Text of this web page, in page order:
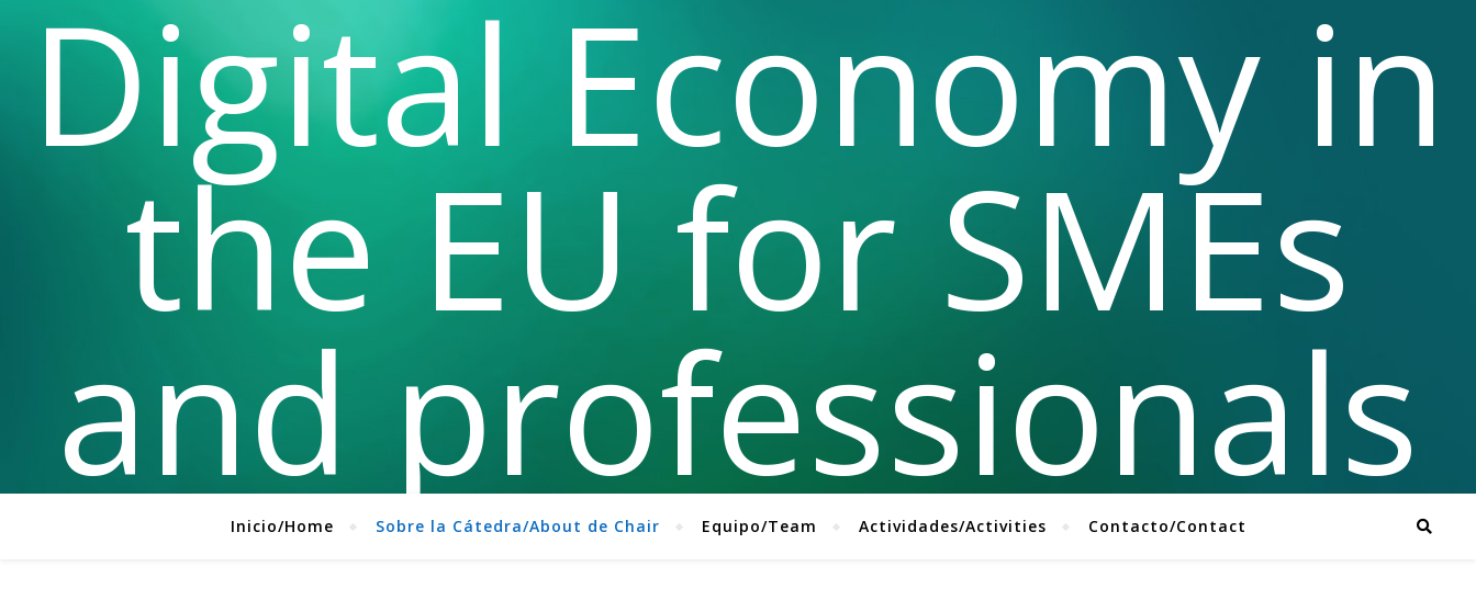
Digital Economy in
the EU for SMEs
and professionals
Inicio/Home Sobre la Cátedra/About de Chair Equipo/Team Actividades/Activities Contacto/Contact